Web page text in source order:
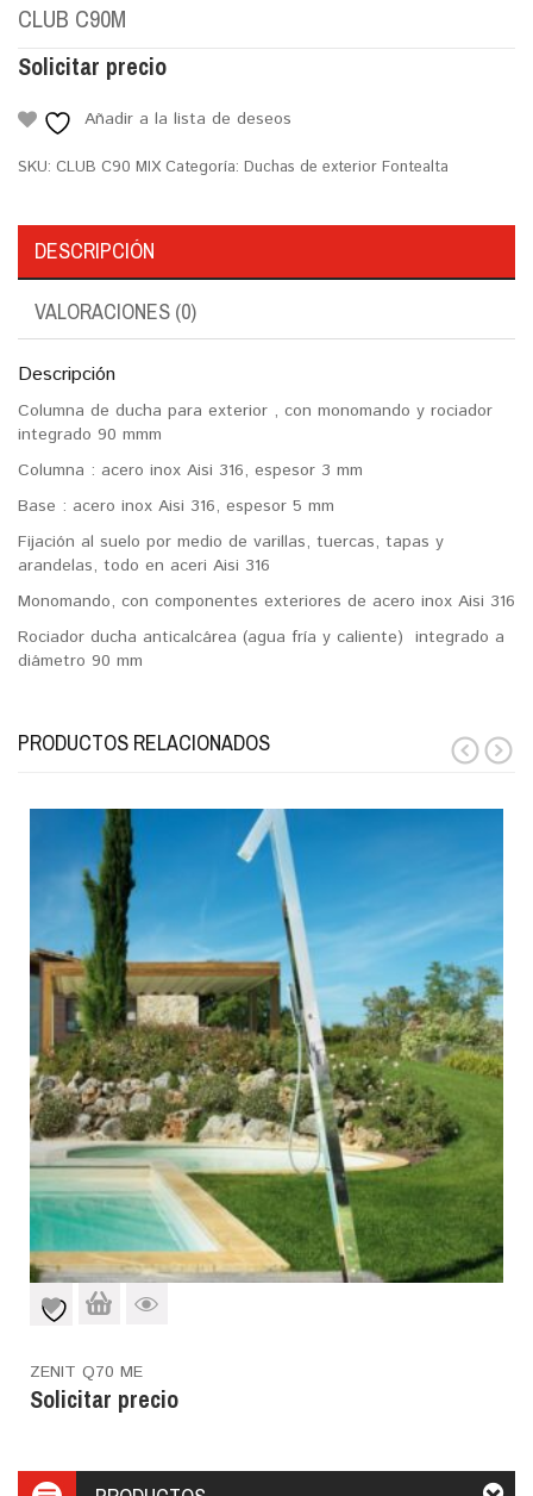
CLUB C90M
Solicitar precio
Añadir a la lista de deseos
SKU: CLUB C90 MIX Categoría: Duchas de exterior Fontealta
DESCRIPCIÓN
VALORACIONES (0)
Descripción
Columna de ducha para exterior , con monomando y rociador
integrado 90 mmm
Columna : acero inox Aisi 316, espesor 3 mm
Base : acero inox Aisi 316, espesor 5 mm
Fijación al suelo por medio de varillas, tuercas, tapas y
arandelas, todo en aceri Aisi 316
Monomando, con componentes exteriores de acero inox Aisi 316
Rociador ducha anticalcárea (agua fría y caliente) integrado a
diámetro 90 mm
PRODUCTOS RELACIONADOS
ZENIT Q70 ME
Solicitar precio
prev next